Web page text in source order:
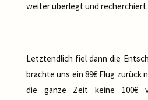
weiter überlegt und recherchiert.
Letztendlich fiel dann die
brachte uns ein 89€ Flug zurück
die ganze Zeit keine 100€